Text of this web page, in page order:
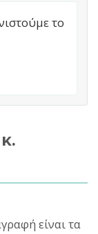
το
είναι τα